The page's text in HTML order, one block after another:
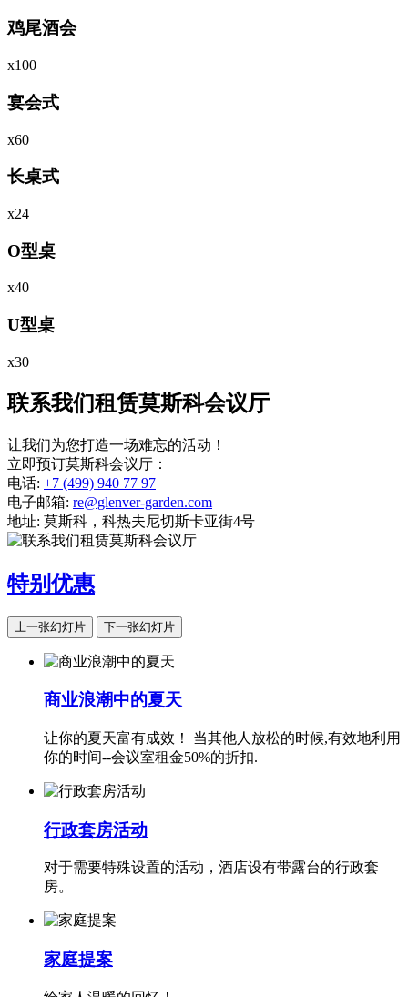
鸡尾酒会
х100
宴会式
х60
长桌式
х24
O型桌
х40
U型桌
х30
联系我们租赁莫斯科会议厅
让我们为您打造一场难忘的活动！
立即预订莫斯科会议厅：
电话: +7 (499) 940 77 97
电子邮箱: re@glenver-garden.com
地址: 莫斯科，科热夫尼切斯卡亚街4号
特别优惠
上一张幻灯片 下一张幻灯片
商业浪潮中的夏天
让你的夏天富有成效！ 当其他人放松的时候,有效地利用
你的时间--会议室租金50%的折扣.
行政套房活动
对于需要特殊设置的活动，酒店设有带露台的行政套
房。
家庭提案